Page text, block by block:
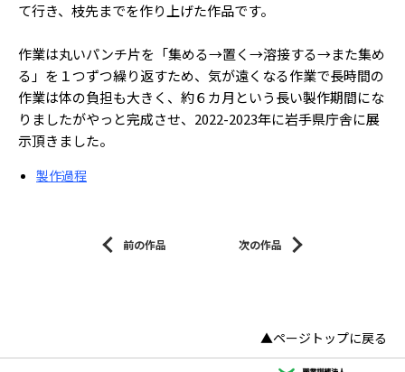
て行き、枝先までを作り上げた作品です。
作業は丸いパンチ片を「集める→置く→溶接する→また集め
る」を１つずつ繰り返すため、気が遠くなる作業で長時間の
作業は体の負担も大きく、約６カ月という長い製作期間にな
りましたがやっと完成させ、2022-2023年に岩手県庁舎に展
示頂きました。
製作過程
前の作品 次の作品
▲ページトップに戻る